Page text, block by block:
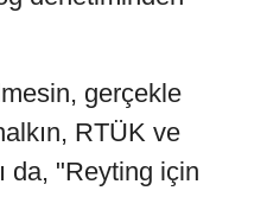
gerçekle
RTÜK ve
da, "Reyting için